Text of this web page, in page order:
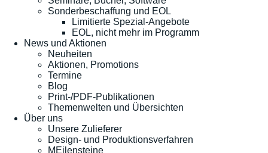
Sonderbeschaffung und EOL
Limitierte Spezial-Angebote
EOL, nicht mehr im Programm
News und Aktionen
Neuheiten
Aktionen, Promotions
Termine
Blog
Print-/PDF-Publikationen
Themenwelten und Übersichten
Über uns
Unsere Zulieferer
Design- und Produktionsverfahren
MEilensteine